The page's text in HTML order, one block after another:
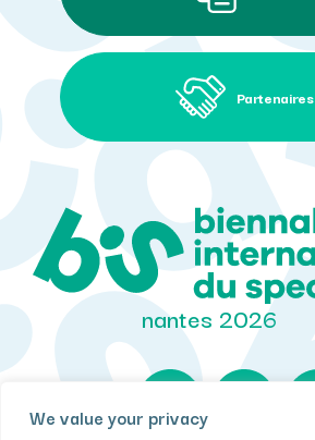
We value your privacy
Partenaires
nantes 2026